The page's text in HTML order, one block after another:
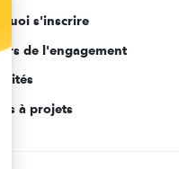
s'inscrire
de l'engagement
à projets